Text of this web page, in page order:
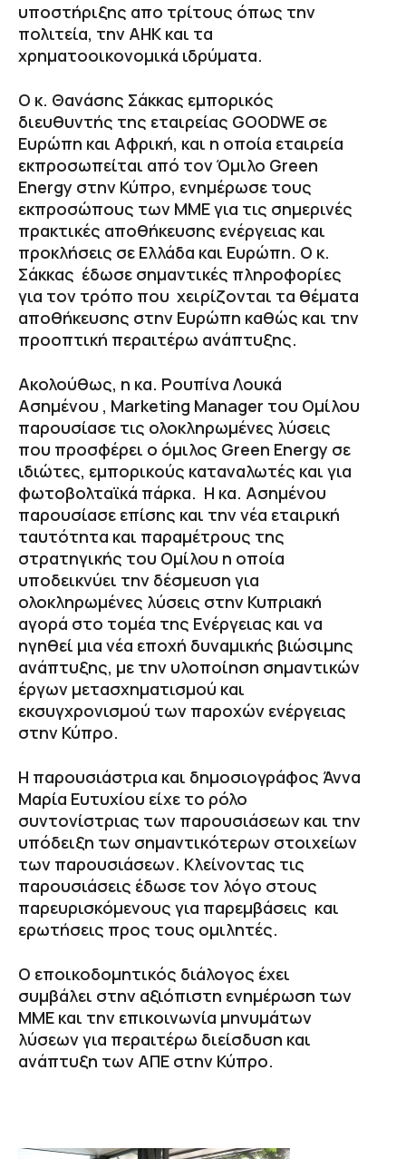
υποστήριξης απο τρίτους όπως την
πολιτεία, την ΑΗΚ και τα
χρηματοοικονομικά ιδρύματα.
Ο κ. Θανάσης Σάκκας εμπορικός
διευθυντής της εταιρείας GOODWE σε
Ευρώπη και Αφρική, και η οποία εταιρεία
εκπροσωπείται από τον Όμιλο Green
Energy στην Κύπρο, ενημέρωσε τους
εκπροσώπους των ΜΜΕ για τις σημερινές
πρακτικές αποθήκευσης ενέργειας και
προκλήσεις σε Ελλάδα και Ευρώπη. Ο κ.
Σάκκας έδωσε σημαντικές πληροφορίες
για τον τρόπο που χειρίζονται τα θέματα
αποθήκευσης στην Ευρώπη καθώς και την
προοπτική περαιτέρω ανάπτυξης.
Ακολούθως, η κα. Ρουπίνα Λουκά
Ασημένου , Marketing Manager του Ομίλου
παρουσίασε τις ολοκληρωμένες λύσεις
που προσφέρει ο όμιλος Green Energy σε
ιδιώτες, εμπορικούς καταναλωτές και για
φωτοβολταϊκά πάρκα. Η κα. Ασημένου
παρουσίασε επίσης και την νέα εταιρική
ταυτότητα και παραμέτρους της
στρατηγικής του Ομίλου η οποία
υποδεικνύει την δέσμευση για
ολοκληρωμένες λύσεις στην Κυπριακή
αγορά στο τομέα της Ενέργειας και να
ηγηθεί μια νέα εποχή δυναμικής βιώσιμης
ανάπτυξης, με την υλοποίηση σημαντικών
έργων μετασχηματισμού και
εκσυγχρονισμού των παροχών ενέργειας
στην Κύπρο.
Η παρουσιάστρια και δημοσιογράφος Άννα
Μαρία Ευτυχίου είχε το ρόλο
συντονίστριας των παρουσιάσεων και την
υπόδειξη των σημαντικότερων στοιχείων
των παρουσιάσεων. Κλείνοντας τις
παρουσιάσεις έδωσε τον λόγο στους
παρευρισκόμενους για παρεμβάσεις και
ερωτήσεις προς τους ομιλητές.
Ο εποικοδομητικός διάλογος έχει
συμβάλει στην αξιόπιστη ενημέρωση των
ΜΜΕ και την επικοινωνία μηνυμάτων
λύσεων για περαιτέρω διείσδυση και
ανάπτυξη των ΑΠΕ στην Κύπρο.